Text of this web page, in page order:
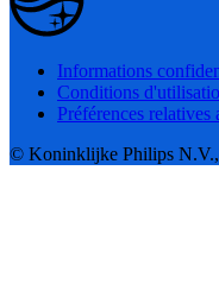
Informations
Conditions
Préférences relatives
© Koninklijke Philips N.V.,